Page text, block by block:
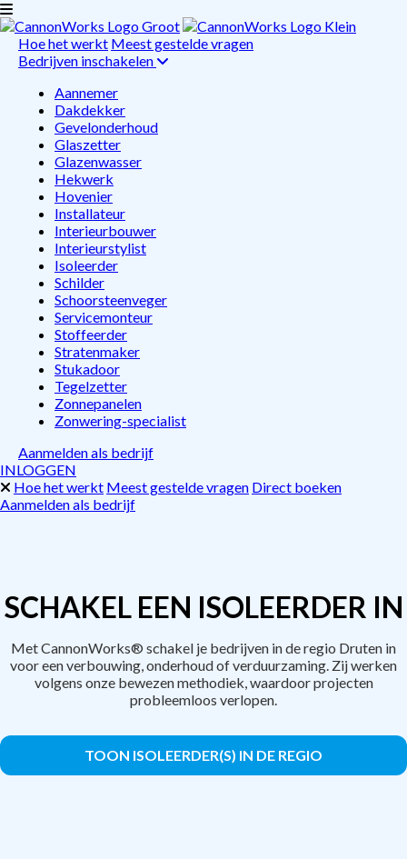
Hoe het werkt Meest gestelde vragen
Bedrijven inschakelen
Aannemer
Dakdekker
Gevelonderhoud
Glaszetter
Glazenwasser
Hekwerk
Hovenier
Installateur
Interieurbouwer
Interieurstylist
Isoleerder
Schilder
Schoorsteenveger
Servicemonteur
Stoffeerder
Stratenmaker
Stukadoor
Tegelzetter
Zonnepanelen
Zonwering-specialist
Aanmelden als bedrijf
INLOGGEN
Hoe het werkt Meest gestelde vragen Direct boeken
Aanmelden als bedrijf
SCHAKEL EEN ISOLEERDER IN
Met CannonWorks® schakel je bedrijven in de regio Druten in
voor een verbouwing, onderhoud of verduurzaming. Zij werken
volgens onze bewezen methodiek, waardoor projecten
probleemloos verlopen.
TOON ISOLEERDER(S) IN DE REGIO